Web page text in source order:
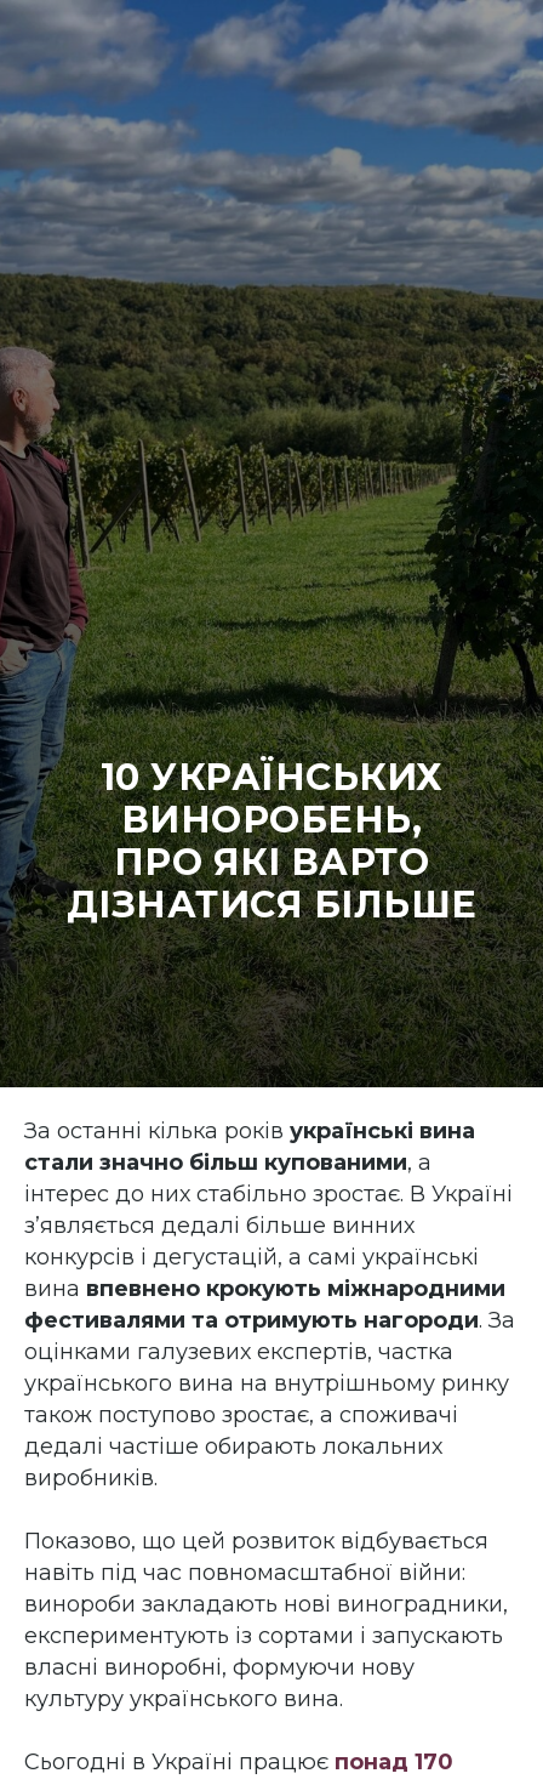
10 УКРАЇНСЬКИХ
ВИНОРОБЕНЬ,
ПРО ЯКІ ВАРТО
ДІЗНАТИСЯ БІЛЬШЕ
За останні кілька років українські вина
стали значно більш купованими, а
інтерес до них стабільно зростає. В Україні
з’являється дедалі більше винних
конкурсів і дегустацій, а самі українські
вина впевнено крокують міжнародними
фестивалями та отримують нагороди. За
оцінками галузевих експертів, частка
українського вина на внутрішньому ринку
також поступово зростає, а споживачі
дедалі частіше обирають локальних
виробників.
Показово, що цей розвиток відбувається
навіть під час повномасштабної війни:
винороби закладають нові виноградники,
експериментують із сортами і запускають
власні виноробні, формуючи нову
культуру українського вина.
Сьогодні в Україні працює понад 170